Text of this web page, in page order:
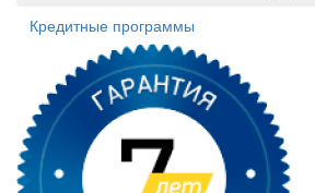
Кредитные программы